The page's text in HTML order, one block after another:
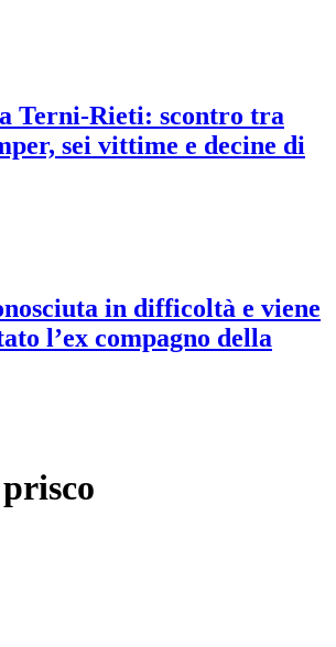
Terni-Rieti: scontro tra
sei vittime e decine di
in difficoltà e viene
l’ex compagno della